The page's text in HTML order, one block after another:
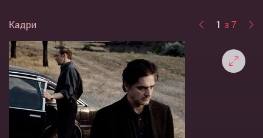
Кадри 1 з 7